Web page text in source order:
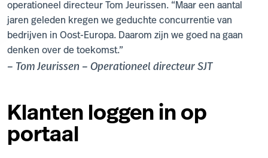
operationeel directeur Tom Jeurissen. “Maar een aantal
jaren geleden kregen we geduchte concurrentie van
bedrijven in Oost-Europa. Daarom zijn we goed na gaan
denken over de toekomst.”
– Tom Jeurissen – Operationeel directeur SJT
Klanten loggen in op
portaal